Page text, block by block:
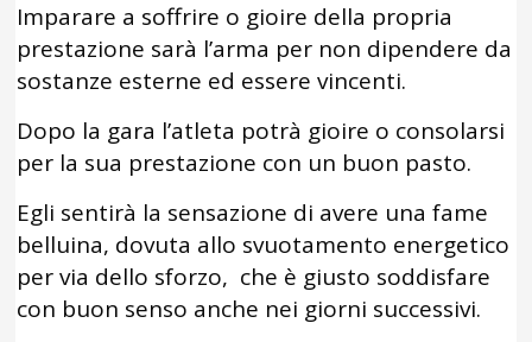
Imparare a soffrire o gioire della propria
prestazione sarà l’arma per non dipendere da
sostanze esterne ed essere vincenti.
Dopo la gara l’atleta potrà gioire o consolarsi
per la sua prestazione con un buon pasto.
Egli sentirà la sensazione di avere una fame
belluina, dovuta allo svuotamento energetico
per via dello sforzo, che è giusto soddisfare
con buon senso anche nei giorni successivi.